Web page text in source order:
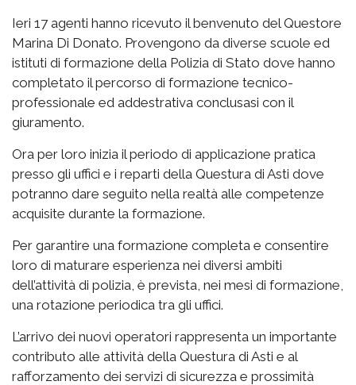
Ieri 17 agenti hanno ricevuto il benvenuto del Questore
Marina Di Donato. Provengono da diverse scuole ed
istituti di formazione della Polizia di Stato dove hanno
completato il percorso di formazione tecnico-
professionale ed addestrativa conclusasi con il
giuramento.
Ora per loro inizia il periodo di applicazione pratica
presso gli uffici e i reparti della Questura di Asti dove
potranno dare seguito nella realtà alle competenze
acquisite durante la formazione.
Per garantire una formazione completa e consentire
loro di maturare esperienza nei diversi ambiti
dell’attività di polizia, è prevista, nei mesi di formazione,
una rotazione periodica tra gli uffici.
L’arrivo dei nuovi operatori rappresenta un importante
contributo alle attività della Questura di Asti e al
rafforzamento dei servizi di sicurezza e prossimità